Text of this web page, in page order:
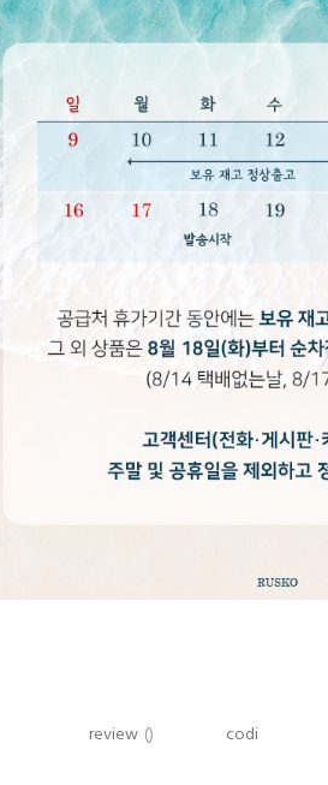
review () codi